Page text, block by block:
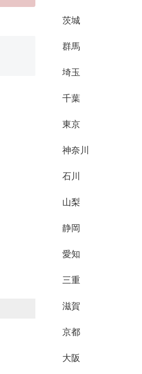
茨城
群馬
埼玉
千葉
東京
神奈川
石川
山梨
静岡
愛知
三重
滋賀
京都
大阪